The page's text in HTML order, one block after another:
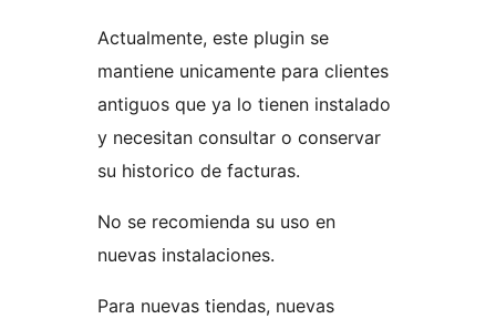
Actualmente, este plugin se
mantiene unicamente para clientes
antiguos que ya lo tienen instalado
y necesitan consultar o conservar
su historico de facturas.
No se recomienda su uso en
nuevas instalaciones.
Para nuevas tiendas, nuevas